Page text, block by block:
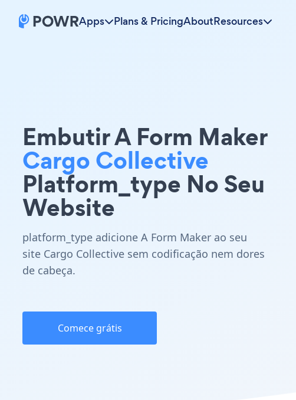
Apps Plans & PricingAboutResources
Embutir A Form Maker
Cargo Collective
Platform_type No Seu
Website
platform_type adicione A Form Maker ao seu
site Cargo Collective sem codificação nem dores
de cabeça.
Comece grátis